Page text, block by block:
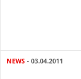
NEWS - 03.04.2011